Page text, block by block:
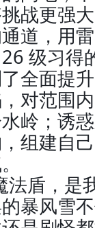
战更强
道，用
级习得
全面提
对范围
岭；诱
组建自
盾，是
暴风雪